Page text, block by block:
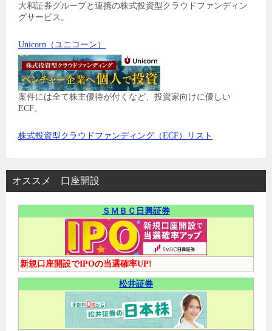
大和証券グループと連携の株式投資型クラウドファンディン
グサービス。
Unicorn（ユニコーン）
案件には全て株主優待が付くなど、投資家向けに優しい
ECF。
株式投資型クラウドファンディング（ECF）リスト
オススメ 口座開設
ＳＭＢＣ日興証券
新規口座開設でIPOの当選確率UP!
松井証券